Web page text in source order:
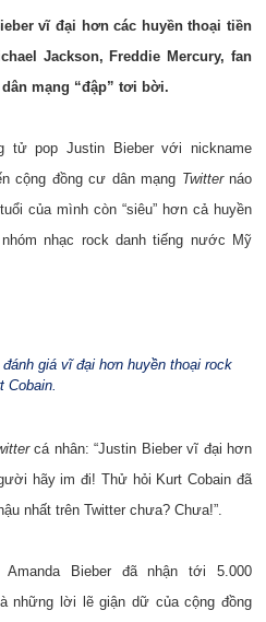
vĩ đại hơn các huyền thoại tiền
Jackson, Freddie Mercury, fan
mạng “đập” tơi bời.
tử pop Justin Bieber với nickname
cộng đồng cư dân mạng Twitter náo
của mình còn “siêu” hơn cả huyền
nhạc rock danh tiếng nước Mỹ
giá vĩ đại hơn huyền thoại rock
Cobain.
cá nhân: “Justin Bieber vĩ đại hơn
hãy im đi! Thử hỏi Kurt Cobain đã
nhất trên Twitter chưa? Chưa!”.
Bieber đã nhận tới 5.000
những lời lẽ giận dữ của cộng đồng